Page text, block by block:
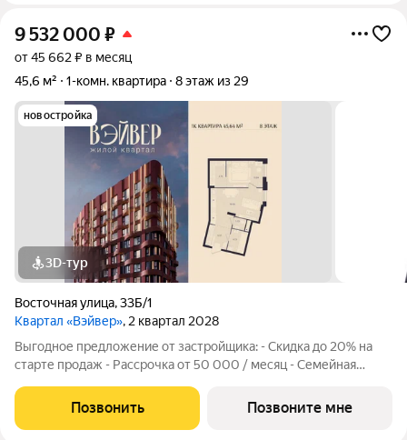
9 532 000 ₽
от 45 662 ₽ в месяц
45,6 м²
1-комн. квартира 8 этаж из 29
новостройка
3D-тур
Восточная улица,33Б/1
Квартал «Вэйвер», 2 квартал 2028
Выгодное предложение от застройщика: - Скидка до 20% на
старте продаж - Рассрочка от 50 000 / месяц - Семейная
1-комнатной квартиры в Жилом квартале Вэйвер от
Девелоперской компании Люди,
Позвонить Позвоните мне